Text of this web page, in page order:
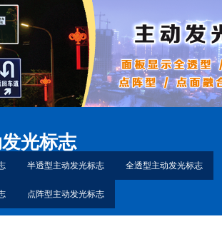
光标志
半透型主动发光标志 全透型主动发光标志
点阵型主动发光标志